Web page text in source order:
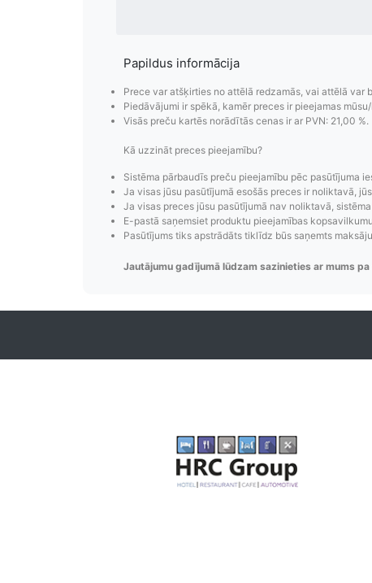
Pasūtījumu
izsekošana, pasūtījumu
Papildus informācija
Prece var atšķirties no attēlā redzamās, vai attēlā var
Piedāvājumi ir spēkā, kamēr preces ir pieejamas
Visās preču kartēs norādītās cenas ir ar PVN: 21,00 %.
Kā uzzināt preces pieejamību?
Sistēma pārbaudīs preču pieejamību pēc pasūtījuma
Ja visas jūsu pasūtījumā esošās preces ir noliktavā,
Ja visas preces jūsu pasūtījumā nav noliktavā,
E-pastā saņemsiet produktu pieejamības
Pasūtījums tiks apstrādāts tiklīdz būs saņemts
Jautājumu gadījumā lūdzam sazinieties ar mums